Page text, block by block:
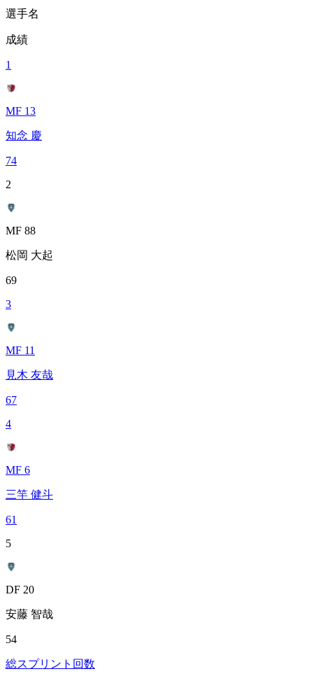
選手名
成績
1
MF 13
知念 慶
74
2
MF 88
松岡 大起
69
3
MF 11
見木 友哉
67
4
MF 6
三竿 健斗
61
5
DF 20
安藤 智哉
54
総スプリント回数